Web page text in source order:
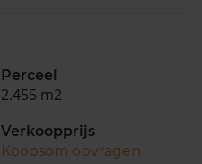
Perceel
2.455 m2
Verkoopprijs
Koopsom opvragen